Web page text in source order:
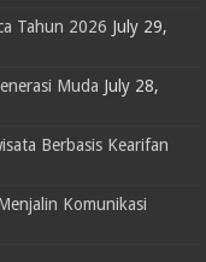
Tahun 2026 July 29,
Muda July 28,
Berbasis Kearifan
Komunikasi